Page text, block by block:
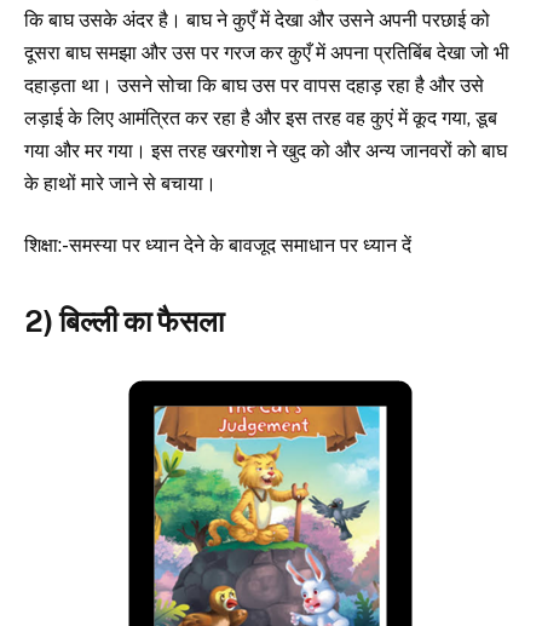
कि बाघ उसके अंदर है। बाघ ने कुएँ में देखा और उसने अपनी परछाई को
दूसरा बाघ समझा और उस पर गरज कर कुएँ में अपना प्रतिबिंब देखा जो भी
दहाड़ता था। उसने सोचा कि बाघ उस पर वापस दहाड़ रहा है और उसे
लड़ाई के लिए आमंत्रित कर रहा है और इस तरह वह कुएं में कूद गया, डूब
गया और मर गया। इस तरह खरगोश ने खुद को और अन्य जानवरों को बाघ
के हाथों मारे जाने से बचाया।
शिक्षा:-समस्या पर ध्यान देने के बावजूद समाधान पर ध्यान दें
2) बिल्ली का फैसला